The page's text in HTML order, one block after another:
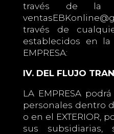
través de la
través de
establecidos en
EMPRESA:
IV. DEL FLUJO
LA EMPRESA
personales dentro
o en el EXTERIOR,
sus subsidiarias,